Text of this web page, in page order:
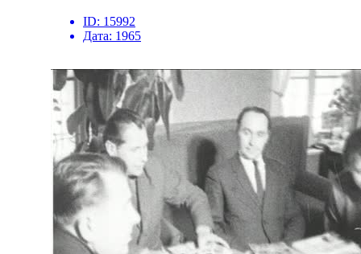
ID: 15992
Дата: 1965